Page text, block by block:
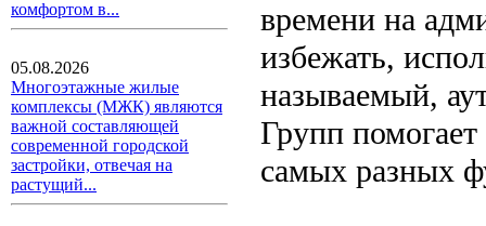
комфортом в...
05.08.2026
Многоэтажные жилые
комплексы (МЖК) являются
важной составляющей
современной городской
застройки, отвечая на
растущий...
времени на
избежать,
называемый,
Групп
самых разных